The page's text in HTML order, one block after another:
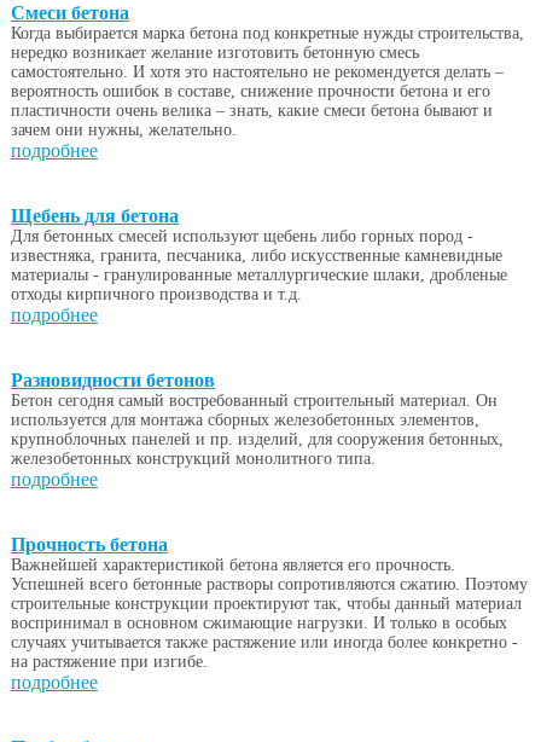
Смеси бетона
Когда выбирается марка бетона под конкретные нужды строительства,
нередко возникает желание изготовить бетонную смесь
самостоятельно. И хотя это настоятельно не рекомендуется делать –
вероятность ошибок в составе, снижение прочности бетона и его
пластичности очень велика – знать, какие смеси бетона бывают и
зачем они нужны, желательно.
подробнее
Щебень для бетона
Для бетонных смесей используют щебень либо горных пород -
известняка, гранита, песчаника, либо искусственные камневидные
материалы - гранулированные металлургические шлаки, дробленые
отходы кирпичного производства и т.д.
подробнее
Разновидности бетонов
Бетон сегодня самый востребованный строительный материал. Он
используется для монтажа сборных железобетонных элементов,
крупноблочных панелей и пр. изделий, для сооружения бетонных,
железобетонных конструкций монолитного типа.
подробнее
Прочность бетона
Важнейшей характеристикой бетона является его прочность.
Успешней всего бетонные растворы сопротивляются сжатию. Поэтому
строительные конструкции проектируют так, чтобы данный материал
воспринимал в основном сжимающие нагрузки. И только в особых
случаях учитывается также растяжение или иногда более конкретно -
на растяжение при изгибе.
подробнее